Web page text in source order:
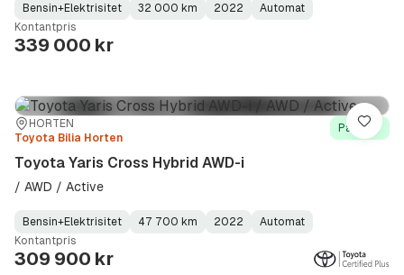
Fuel
Type:
Bensin+Elektrisitet
Kilometerstand: 32 000 km
Model
Year:
2022
Gearbox
Type:
Automat
Kontantpris
339 000 kr
Sted:HORTEN
Forhandler:
Toyota Bilia Horten
På lager
Toyota Yaris Cross Hybrid AWD-i
/ AWD / Active
Fuel
Type:
Bensin+Elektrisitet
Kilometerstand: 47 700 km
Model
Year:
2022
Gearbox
Type:
Automat
Kontantpris
309 900 kr
Lagre